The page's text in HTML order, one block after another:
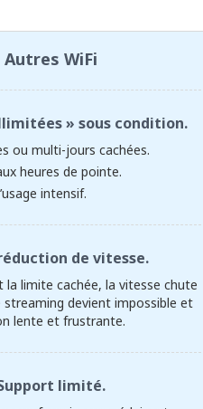
Autres WiFi
» sous condition.
ou multi-jours cachées.
heures de pointe.
intensif.
de vitesse.
limite cachée, la vitesse chute
devient impossible et
lente et frustrante.
limité.